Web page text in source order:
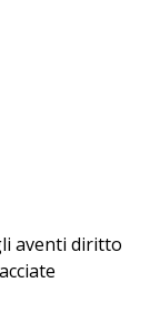
aventi diritto